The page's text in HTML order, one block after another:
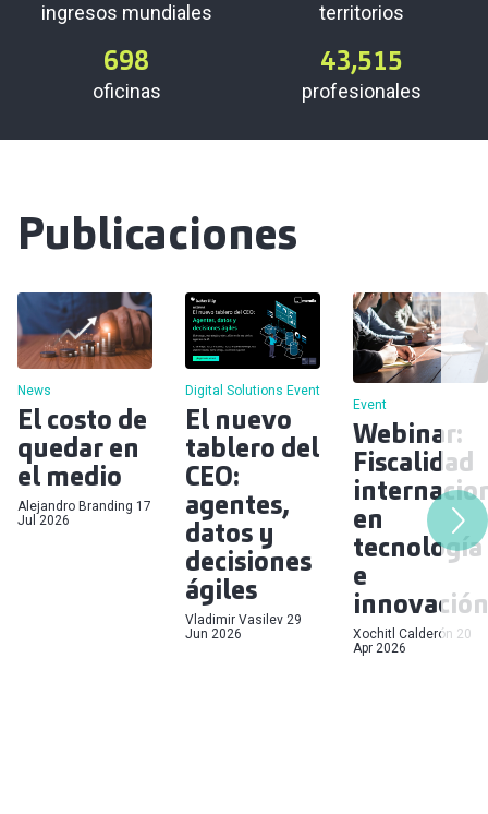
ingresos mundiales territorios
698
oficinas
43,515
profesionales
Publicaciones
News
El costo de
quedar en
el medio
Alejandro Branding 17
Jul 2026
Digital Solutions Event
El nuevo
tablero del
CEO:
agentes,
datos y
decisiones
ágiles
Vladimir Vasilev 29
Jun 2026
Event
Webinar:
Fiscalidad
en
tecnología
e
innovación
Xochitl Calderón 20
Apr 2026